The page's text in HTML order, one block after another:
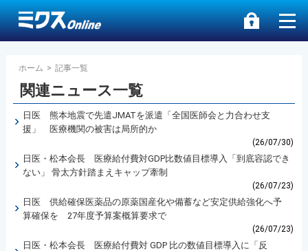
ホーム > 記事一覧
関連ニュース一覧
日医 熊本地震で先遣JMATを派遣「全国医師会と力合わせ支
援」 医療機関の被害は局所的か
(26/07/30)
日医・松本会長 医療給付費対GDP比数値目標導入「到底容認でき
ない」 骨太方針踏まえキャップ牽制
(26/07/23)
日医 供給確保医薬品の原薬国産化や備蓄など安定供給強化へ予
算確保を 27年度予算案概算要求で
(26/07/23)
日医・松本会長 医療給付費対 GDP 比の数値目標導入に「反